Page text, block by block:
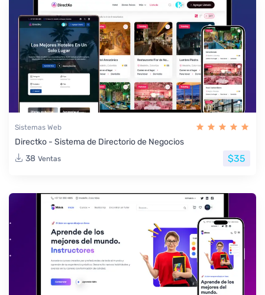
Sistemas Web
Directko - Sistema de Directorio de Negocios
38 Ventas $35